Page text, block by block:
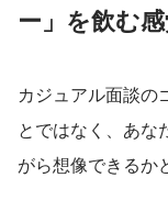
ー」を飲む
カジュアル面談の
とではなく、あな
がら想像できるか